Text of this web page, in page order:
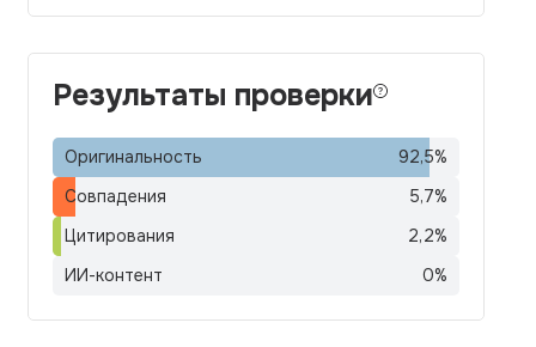
Результаты проверки
Оригинальность 92,5%
Совпадения
5,7%
Цитирования
2,2%
ИИ-контент
0%